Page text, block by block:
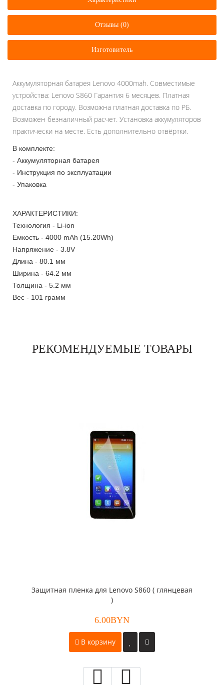
Отзывы (0)
Изготовитель
Аккумуляторная батарея Lenovo 4000mah. Совместимые
устройства: Lenovo S860 Гарантия 6 месяцев. Платная
доставка по городу. Возможна платная доставка по РБ.
Возможен безналичный расчет. Установка аккумуляторов
практически на месте. Есть дополнительно отвёртки.
В комплекте:
- Аккумуляторная батарея
- Инструкция по эксплуатации
- Упаковка
ХАРАКТЕРИСТИКИ:
Технология - Li-ion
Емкость - 4000 mAh (15.20Wh)
Напряжение - 3.8V
Длина - 80.1 мм
Ширина - 64.2 мм
Толщина - 5.2 мм
Вес - 101 грамм
РЕКОМЕНДУЕМЫЕ ТОВАРЫ
Защитная пленка для Lenovo S860 ( глянцевая
)
6.00BYN
В корзину